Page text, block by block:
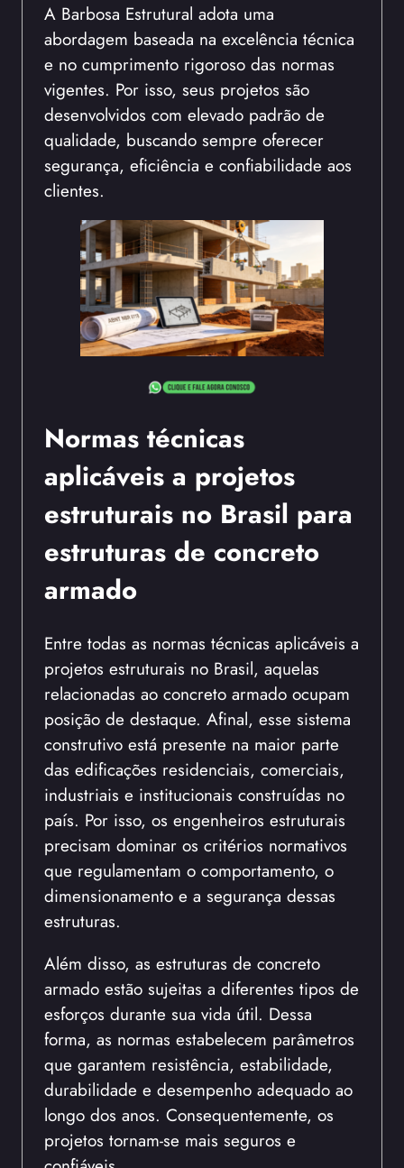
A Barbosa Estrutural adota uma
abordagem baseada na excelência técnica
e no cumprimento rigoroso das normas
vigentes. Por isso, seus projetos são
desenvolvidos com elevado padrão de
qualidade, buscando sempre oferecer
segurança, eficiência e confiabilidade aos
clientes.
Normas técnicas
aplicáveis a projetos
estruturais no Brasil para
estruturas de concreto
armado
Entre todas as normas técnicas aplicáveis a
projetos estruturais no Brasil, aquelas
relacionadas ao concreto armado ocupam
posição de destaque. Afinal, esse sistema
construtivo está presente na maior parte
das edificações residenciais, comerciais,
industriais e institucionais construídas no
país. Por isso, os engenheiros estruturais
precisam dominar os critérios normativos
que regulamentam o comportamento, o
dimensionamento e a segurança dessas
estruturas.
Além disso, as estruturas de concreto
armado estão sujeitas a diferentes tipos de
esforços durante sua vida útil. Dessa
forma, as normas estabelecem parâmetros
que garantem resistência, estabilidade,
durabilidade e desempenho adequado ao
longo dos anos. Consequentemente, os
projetos tornam-se mais seguros e